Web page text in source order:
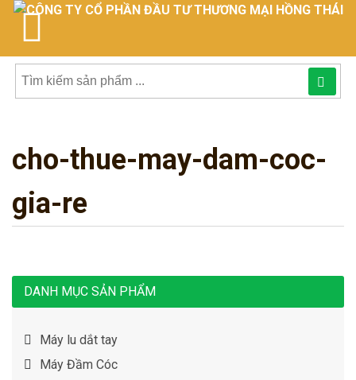
Tìm
sản
phẩmphẩm:
cho-thue-may-dam-coc-
gia-re
DANH MỤC SẢN PHẨM
Máy lu dắt tay
Máy Đầm Cóc